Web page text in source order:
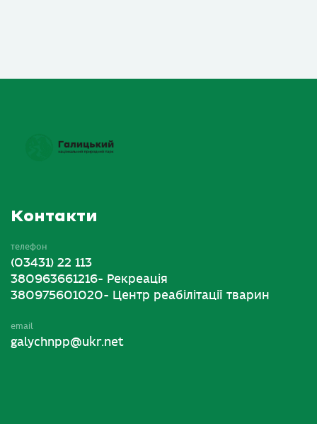
Контакти
телефон
(03431) 22 113
380963661216- Рекреація
380975601020- Центр реабілітації тварин
email
galychnpp@ukr.net